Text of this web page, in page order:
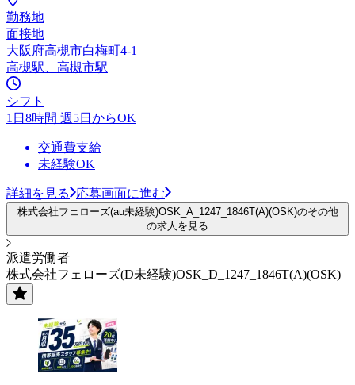
勤務地
面接地
大阪府高槻市白梅町4-1
高槻駅、高槻市駅
シフト
1日8時間 週5日からOK
交通費支給
未経験OK
詳細を見る 応募画面に進む
株式会社フェローズ(au未経験)OSK_A_1247_1846T(A)(OSK)のその他
の求人を見る
派遣労働者
株式会社フェローズ(D未経験)OSK_D_1247_1846T(A)(OSK)